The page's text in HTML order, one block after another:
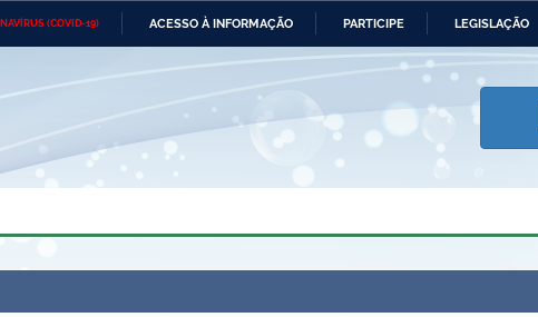
(COVID-19) ACESSO À INFORMAÇÃO PARTICIPE LEGISLAÇÃO
Ministério das Relações Ministério da Economia
e dos Direitos Humanos
Banco Central do Brasil Planalto